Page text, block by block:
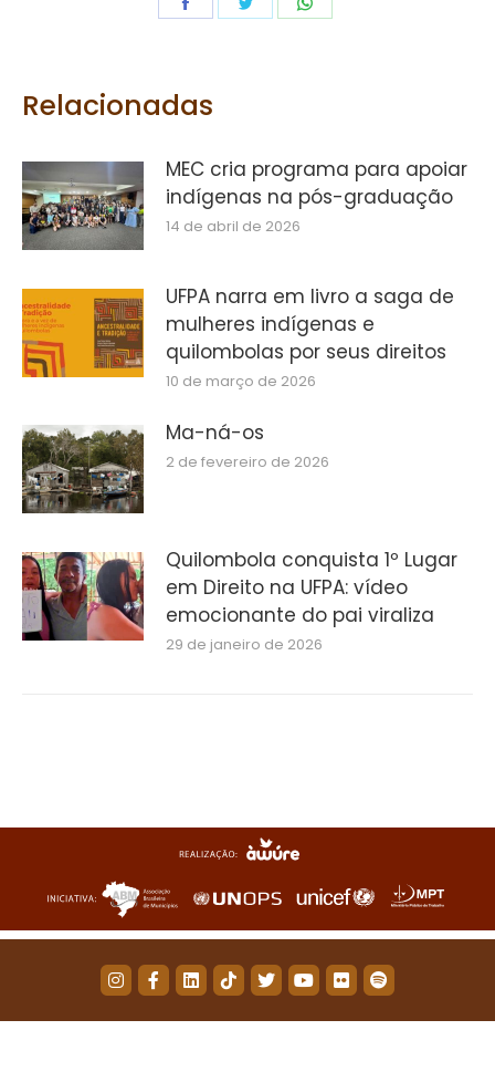
Relacionadas
MEC cria programa para apoiar
indígenas na pós-graduação
14 de abril de 2026
UFPA narra em livro a saga de
mulheres indígenas e
quilombolas por seus direitos
10 de março de 2026
Ma-ná-os
2 de fevereiro de 2026
Quilombola conquista 1º Lugar
em Direito na UFPA: vídeo
emocionante do pai viraliza
29 de janeiro de 2026